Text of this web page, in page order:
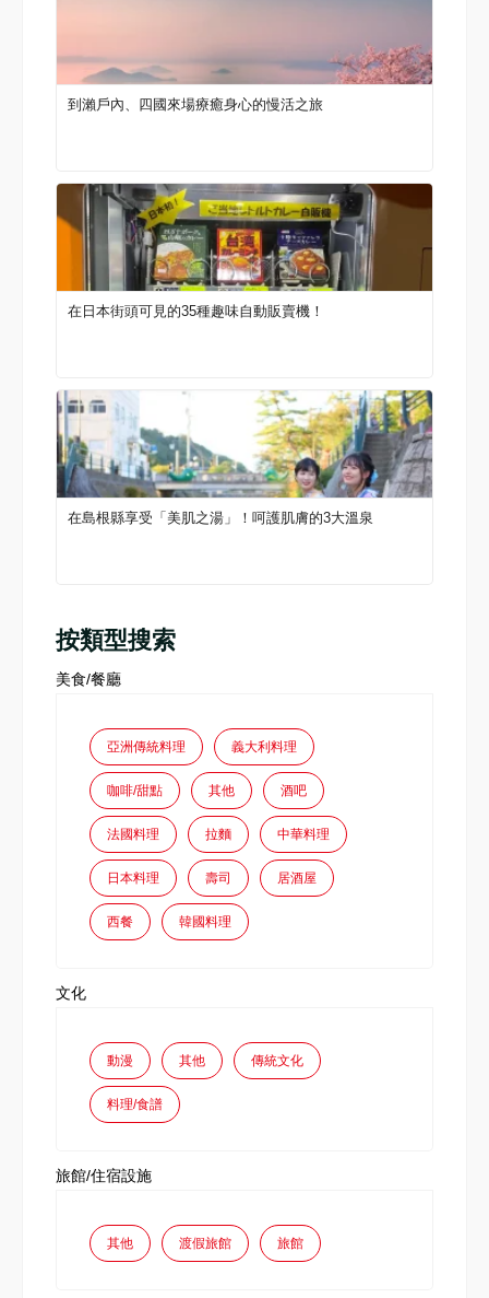
到瀨戶內、四國來場療癒身心的慢活之旅
在日本街頭可見的35種趣味自動販賣機！
在島根縣享受「美肌之湯」！呵護肌膚的3大溫泉
按類型搜索
美食/餐廳
亞洲傳統料理 義大利料理
咖啡/甜點 其他 酒吧
法國料理 拉麵 中華料理
日本料理 壽司 居酒屋
西餐 韓國料理
文化
動漫 其他 傳統文化
料理/食譜
旅館/住宿設施
其他 渡假旅館 旅館